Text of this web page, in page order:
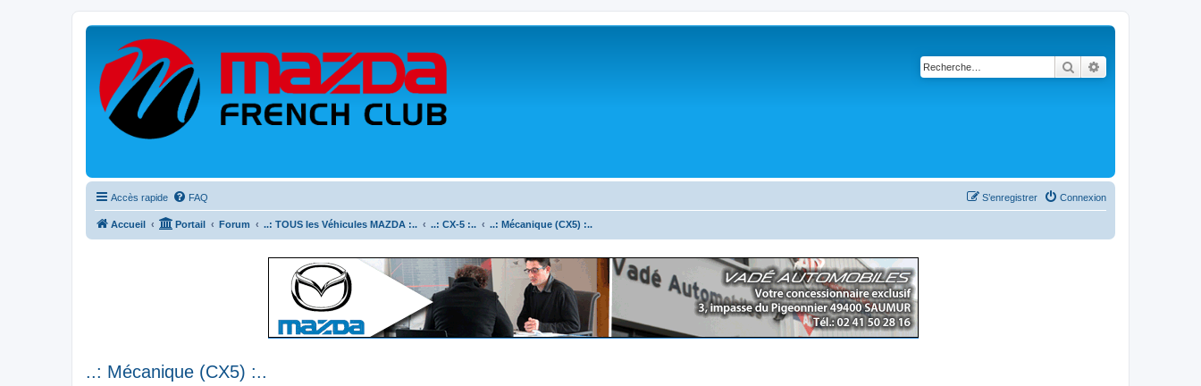
Rechercher
Accès rapide FAQ Connexion
S’enregistrer
Accueil Portail Forum ..: TOUS les Véhicules MAZDA :.. ..: CX-5 :.. ..: Mécanique (CX5) :..
..: Mécanique (CX5) :..